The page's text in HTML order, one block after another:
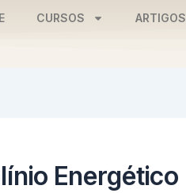
CURSOS ARTIGOS
Energético